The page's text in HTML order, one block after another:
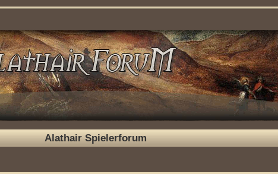
Alathair Spielerforum